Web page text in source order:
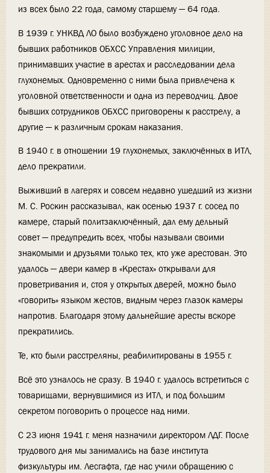
из всех было 22 года, самому старшему — 64 года.
В 1939 г. УНКВД ЛО было возбуждено уголовное дело на
бывших работников ОБХСС Управления милиции,
принимавших участие в арестах и расследовании дела
глухонемых. Одновременно с ними была привлечена к
уголовной ответственности и одна из переводчиц. Двое
бывших сотрудников ОБХСС приговорены к расстрелу, а
другие — к различным срокам наказания.
В 1940 г. в отношении 19 глухонемых, заключённых в ИТЛ,
дело прекратили.
Выживший в лагерях и совсем недавно ушедший из жизни
М. С. Роскин рассказывал, как осенью 1937 г. сосед по
камере, старый политзаключённый, дал ему дельный
совет — предупредить всех, чтобы называли своими
знакомыми и друзьями только тех, кто уже арестован. Это
удалось — двери камер в «Крестах» открывали для
проветривания и, стоя у открытых дверей, можно было
«говорить» языком жестов, видным через глазок камеры
напротив. Благодаря этому дальнейшие аресты вскоре
прекратились.
Те, кто были расстреляны, реабилитированы в 1955 г.
Всё это узналось не сразу. В 1940 г. удалось встретиться с
товарищами, вернувшимися из ИТЛ, и под большим
секретом поговорить о процессе над ними.
С 23 июня 1941 г. меня назначили директором ЛДГ. После
трудового дня мы занимались на базе института
физкультуры им. Лесгафта, где нас учили обращению с